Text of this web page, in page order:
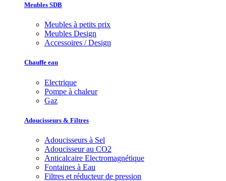
Meubles SDB
Meubles à petits prix
Meubles Design
Accessoires / Design
Chauffe eau
Electrique
Pompe à chaleur
Gaz
Adoucisseurs & Filtres
Adoucisseurs à Sel
Adoucisseur au CO2
Anticalcaire Electromagnétique
Fontaines à Eau
Filtres et réducteur de pression